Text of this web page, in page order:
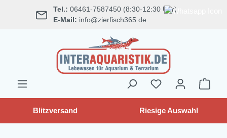
springen Tel.: 06461-7587450 (8:30-12:30 Uhr)
E-Mail: info@zierfisch365.de
Blitzversand Riesige Auswahl